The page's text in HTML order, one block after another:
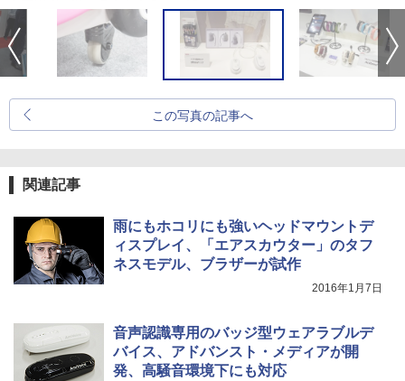
この写真の記事へ
関連記事
雨にもホコリにも強いヘッドマウントデ
ィスプレイ、「エアスカウター」のタフ
ネスモデル、ブラザーが試作
2016年1月7日
音声認識専用のバッジ型ウェアラブルデ
バイス、アドバンスト・メディアが開
発、高騒音環境下にも対応